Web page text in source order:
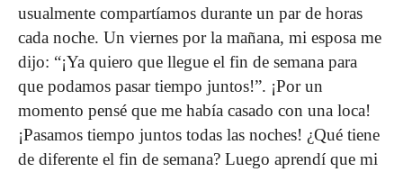
usualmente compartíamos durante un par de horas
cada noche. Un viernes por la mañana, mi esposa me
dijo: “¡Ya quiero que llegue el fin de semana para
que podamos pasar tiempo juntos!”. ¡Por un
momento pensé que me había casado con una loca!
¡Pasamos tiempo juntos todas las noches! ¿Qué tiene
de diferente el fin de semana? Luego aprendí que mi